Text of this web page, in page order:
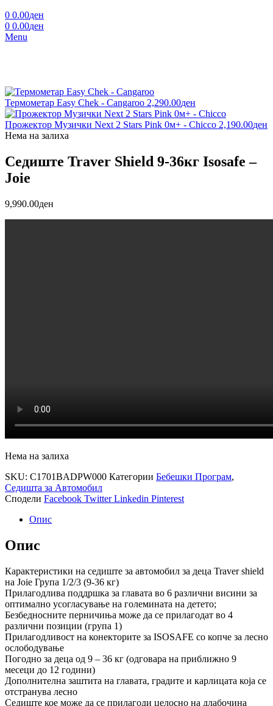
0 0.00ден
0 0.00ден
Menu
Термометар Easy Chek - Cangaroo 2,290.00ден
Прожектор Музички Next 2 Stars Pink 0м+ - Chicco 2,190.00ден
Нема на залиха
Седиште Traver Shield 9-36кг Isosafe –
Joie
9,990.00ден
Нема на залиха
SKU: C1701BADPW000 Категории Бебешки Програм,
Седишта за Автомобил
Сподели Facebook Twitter Linkedin Pinterest
Опис
Опис
Карактеристики на седиште за автомобил за деца Traver shield
на Joie Група 1/2/3 (9-36 кг)
Прилагодлива поддршка за главата во 6 различни висини за
оптимално усогласување на големината на детето;
Безбедносните перничиња може да се прилагодат во 4
различни позиции (група 1)
Прилагодливост на конекторите за ISOSAFE со копче за лесно
ослободување
Погодно за деца од 9 – 36 кг (одговара на приближно 9
месеци до 12 години)
Дополнителна заштита на главата, градите и карлицата која се
отстранува лесно
Седиште кое може да се прилагоди целосно на длабочина